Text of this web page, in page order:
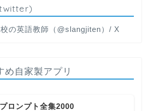
の英語教師（@slangjiten）/ X
め自家製アプリ
ロンプト全集2000